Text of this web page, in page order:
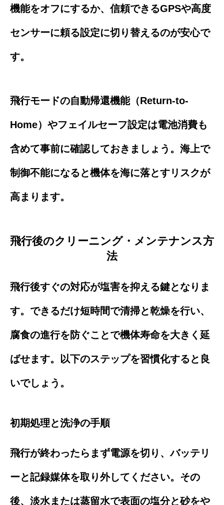
機能をオフにするか、信頼できるGPSや高度
センサーに頼る設定に切り替えるのが安心で
す。
飛行モードの自動帰還機能（Return-to-
Home）やフェイルセーフ設定は電池消費も
含めて事前に確認しておきましょう。海上で
制御不能になると機体を海に落とすリスクが
高まります。
飛行後のクリーニング・メンテナンス方
法
飛行後すぐの対応が塩害を抑える鍵となりま
す。できるだけ短時間で清掃と乾燥を行い、
腐食の進行を防ぐことで機体寿命を大きく延
ばせます。以下のステップを習慣化すると良
いでしょう。
初期処理と洗浄の手順
飛行が終わったらまず電源を切り、バッテリ
ーと記録媒体を取り外してください。その
後、淡水または蒸留水で表面の塩分と砂をや